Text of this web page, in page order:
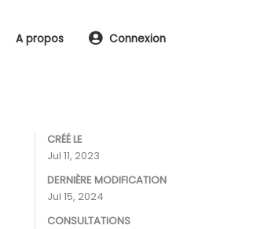
A propos Connexion
CRÉÉ LE
Jul 11, 2023
DERNIÈRE MODIFICATION
Jul 15, 2024
CONSULTATIONS